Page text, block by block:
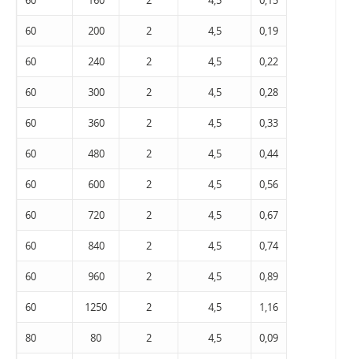
60 200 2 4,5 0,19
60 240 2 4,5 0,22
60 300 2 4,5 0,28
60 360 2 4,5 0,33
60 480 2 4,5 0,44
60 600 2 4,5 0,56
60 720 2 4,5 0,67
60 840 2 4,5 0,74
60 960 2 4,5 0,89
60 1250 2 4,5 1,16
80 80 2 4,5 0,09